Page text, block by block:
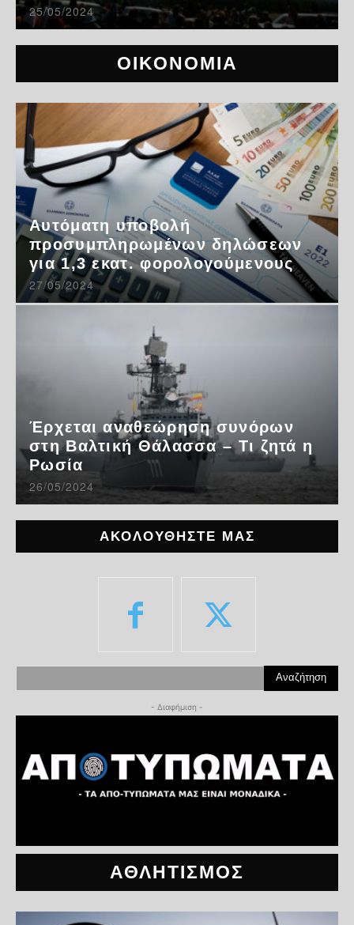
25/05/2024
ΟΙΚΟΝΟΜΙΑ
Αυτόματη υποβολή
προσυμπληρωμένων δηλώσεων
για 1,3 εκατ. φορολογούμενους
27/05/2024
Έρχεται αναθεώρηση συνόρων
στη Βαλτική Θάλασσα – Τι ζητά η
Ρωσία
26/05/2024
ΑΚΟΛΟΥΘΗΣΤΕ ΜΑΣ
Αναζήτηση
- Διαφήμιση -
ΑΘΛΗΤΙΣΜΟΣ